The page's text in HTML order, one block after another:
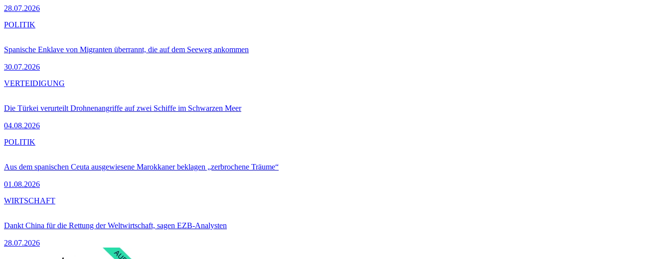
28.07.2026
Spanische Enklave von Migranten überrannt, die auf dem Seeweg ankommen
30.07.2026
POLITIK
Die Türkei verurteilt Drohnenangriffe auf zwei Schiffe im Schwarzen Meer
04.08.2026
VERTEIDIGUNG
Aus dem spanischen Ceuta ausgewiesene Marokkaner beklagen „zerbrochene Träume“
01.08.2026
POLITIK
Dankt China für die Rettung der Weltwirtschaft, sagen EZB-Analysten
28.07.2026
WIRTSCHAFT